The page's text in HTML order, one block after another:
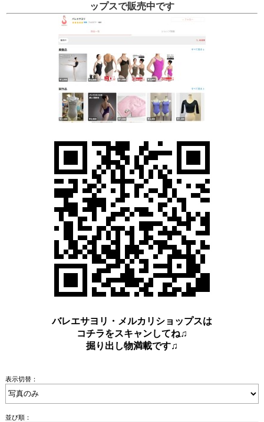
ップスで販売中です
バレエサヨリ・メルカリショップスは
コチラをスキャンしてね♫
掘り出し物満載です♫
表示切替：
並び順：